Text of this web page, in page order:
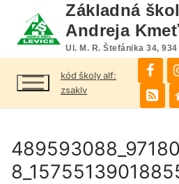
obsah
Základná
Andreja
Ul. M. R. Štefánika 34,
kód školy alf:
zsaklv